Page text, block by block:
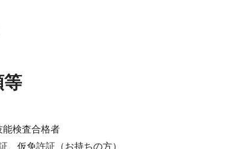
等
能検査合格者
、仮免許証（お持ちの方）